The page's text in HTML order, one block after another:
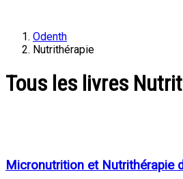
Odenth
Nutrithérapie
Tous les livres
Micronutrition et Nutrithérapie